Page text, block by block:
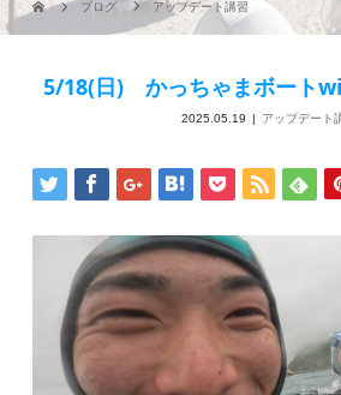
ブログ アップデート講習
5/18(日) かっちゃまボート
2025.05.19 アップデート